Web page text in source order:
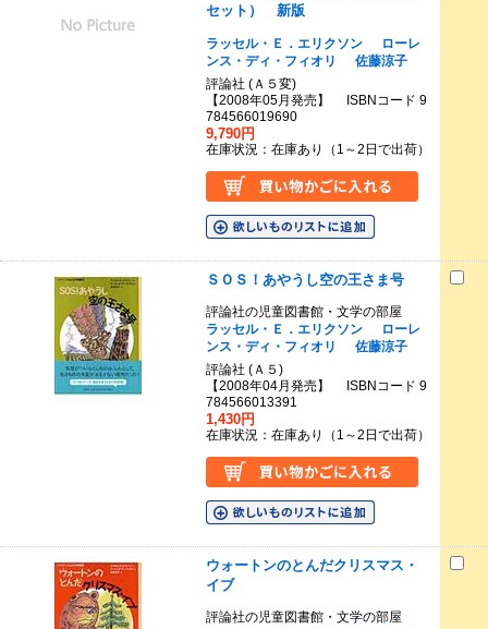
セット） 新版
ラッセル・Ｅ．エリクソン
ローレ
ンス・ディ・フィオリ
佐藤涼子
評論社 (Ａ５変)
【2008年05月発売】 ISBNコード 9
784566019690
9,790円
在庫状況：在庫あり（1～2日で出荷）
ＳＯＳ！あやうし空の王さま号
評論社の児童図書館・文学の部屋
ラッセル・Ｅ．エリクソン
ローレ
ンス・ディ・フィオリ
佐藤涼子
評論社 (Ａ５)
【2008年04月発売】 ISBNコード 9
784566013391
1,430円
在庫状況：在庫あり（1～2日で出荷）
ウォートンのとんだクリスマス・
イブ
評論社の児童図書館・文学の部屋